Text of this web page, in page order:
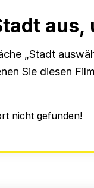
„Stadt
Sie diesen
nicht gefunden!